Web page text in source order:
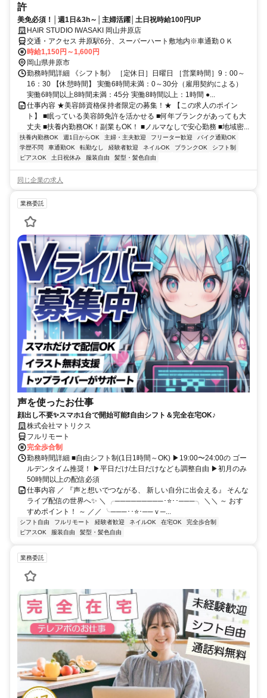
許
美免必須！│週1日&3h～│主婦活躍│土日祝時給100円UP
HAIR STUDIO IWASAKI 岡山井原店
交通・アクセス 井原駅6分、スーパーハート敷地内※車通勤ＯＫ
時給1,150円～1,600円
岡山県井原市
勤務時間詳細 《シフト制》 ［定休日］日曜日 ［営業時間］9：00～
16：30 【休憩時間】 実働6時間未満：0～30分（雇用契約による）
実働6時間以上8時間未満：45分 実働8時間以上：1時間 ●...
仕事内容 ★美容師資格保持者限定の募集！★ 【この求人のポイン
ト】 ■眠っている美容師免許を活かせる ■何年ブランクがあっても大
丈夫 ■扶養内勤務OK！副業もOK！ ■ノルマなしで安心勤務 ■地域密...
扶養内勤務OK 週1日からOK 主婦・主夫歓迎 フリーター歓迎
バイク通勤OK
学歴不問
車通勤OK 転勤なし 経験者歓迎 ネイルOK ブランクOK
シフト制
ピアスOK
土日祝休み 服装自由 髪型・髪色自由
同じ企業の求人
業務委託
声を使ったお仕事
顔出し不要✨スマホ1台で開始可能❗自由シフト＆完全在宅OK♪
株式会社マトリクス
フルリモート
完全歩合制
勤務時間詳細 ■自由シフト制(1日1時間～OK) ▶19:00〜24:00の ゴー
ルデンタイム推奨！ ▶平日だけ/土日だけなども調整自由 ▶初月のみ
50時間以上の配信必須
仕事内容 ／ 『声と想いでつながる、 新しい自分に出会える』 そんな
ライブ配信の世界へ✨ ＼ ╭─────────･⭐･･───╮ ＼＼ ～ おす
すめポイント！ ～ ／／ ╰───･･⭐･──ｖ─...
シフト自由 フルリモート 経験者歓迎 ネイルOK 在宅OK
完全歩合制
ピアスOK
服装自由 髪型・髪色自由
業務委託